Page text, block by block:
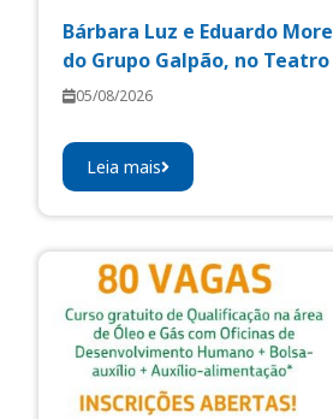
Bárbara Luz e Eduardo
do Grupo Galpão, no Teatro
05/08/2026
Leia mais